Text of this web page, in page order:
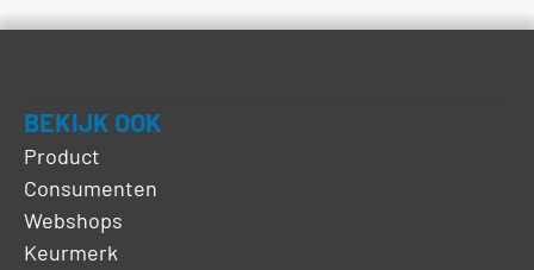
BEKIJK OOK
Product
Consumenten
Webshops
Keurmerk